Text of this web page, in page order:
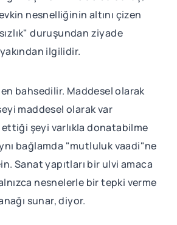
nesnelliğinin altını çizen
duruşundan ziyade
ilgilidir.
bahsedilir. Maddesel olarak
maddesel olarak var
şeyi varlıkla donatabilme
bağlamda "mutluluk vaadi"ne
Sanat yapıtları bir ulvi amaca
nesnelerle bir tepki verme
sunar, diyor.